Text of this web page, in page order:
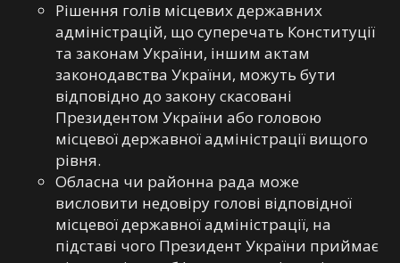
Рішення голів місцевих державних
адміністрацій, що суперечать Конституції
та законам України, іншим актам
законодавства України, можуть бути
відповідно до закону скасовані
Президентом України або головою
місцевої державної адміністрації вищого
рівня.
Обласна чи районна рада може
висловити недовіру голові відповідної
місцевої державної адміністрації, на
підставі чого Президент України приймає